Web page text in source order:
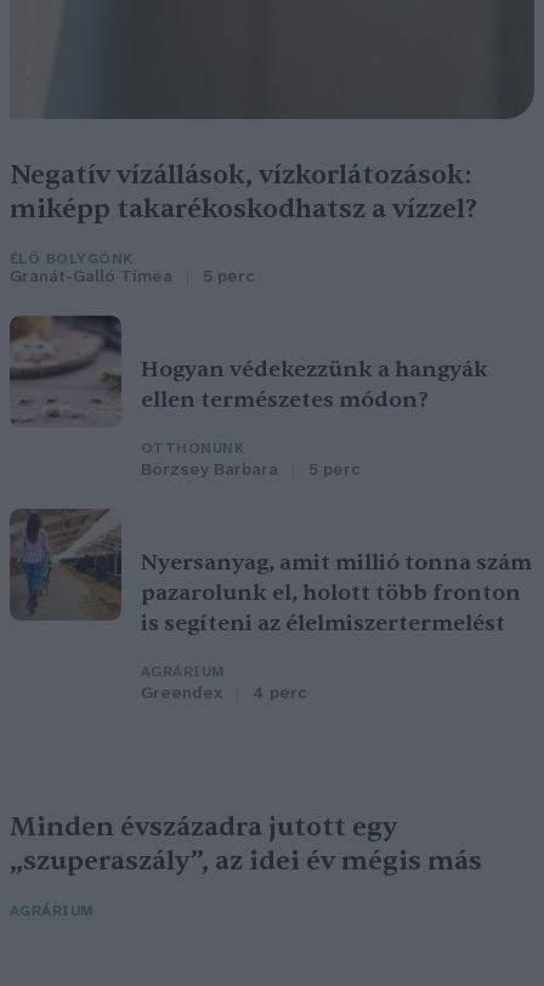
Negatív vízállások, vízkorlátozások:
miképp takarékoskodhatsz a vízzel?
ÉLŐ BOLYGÓNK
Granát-Galló Tímea 5 perc
Hogyan védekezzünk a hangyák
ellen természetes módon?
OTTHONUNK
Börzsey Barbara 5 perc
Nyersanyag, amit millió tonna szám
pazarolunk el, holott több fronton
is segíteni az élelmiszertermelést
AGRÁRIUM
Greendex 4 perc
Minden évszázadra jutott egy
„szuperaszály”, az idei év mégis más
AGRÁRIUM